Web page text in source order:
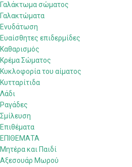
Γαλάκτωμα σώματος
Γαλακτώματα
Ενυδάτωση
Ευαίσθητες επιδερμίδες
Καθαρισμός
Κρέμα Σώματος
Κυκλοφορία του αίματος
Κυτταρίτιδα
Λάδι
Ραγάδες
Σμίλευση
Επιθέματα
ΕΠΙΘΕΜΑΤΑ
Μητέρα και Παιδί
Αξεσουάρ Μωρού